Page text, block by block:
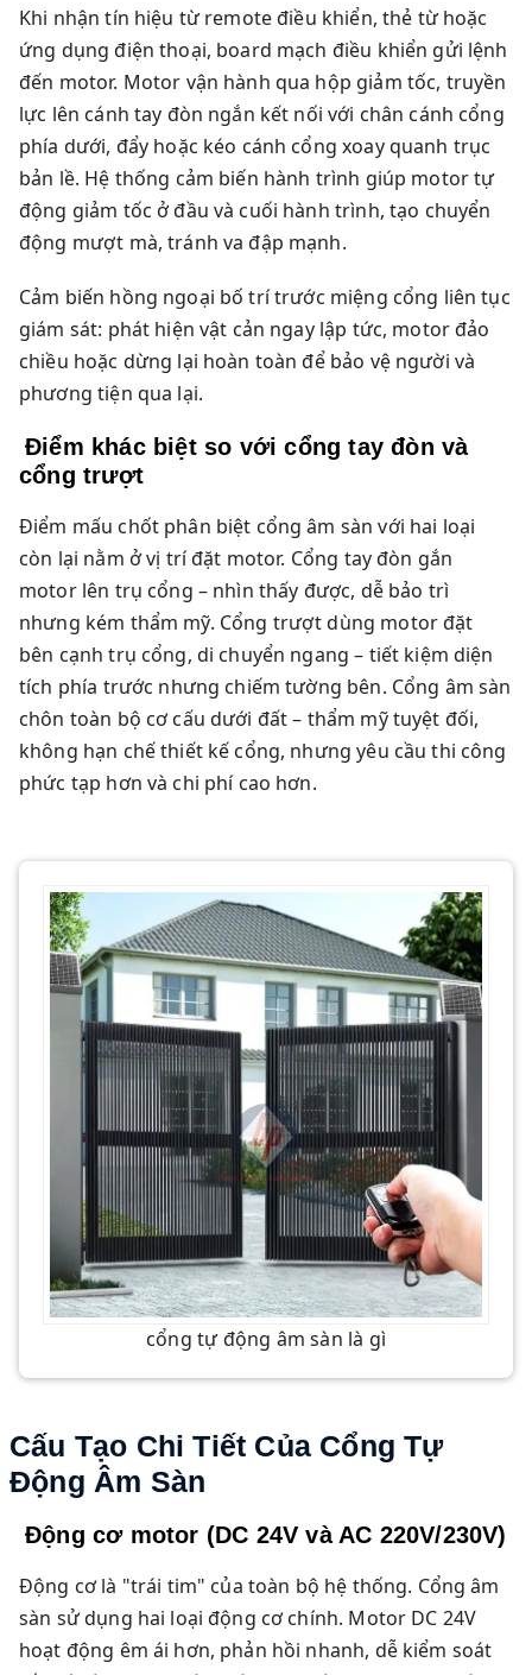
Khi nhận tín hiệu từ remote điều khiển, thẻ từ hoặc
ứng dụng điện thoại, board mạch điều khiển gửi lệnh
đến motor. Motor vận hành qua hộp giảm tốc, truyền
lực lên cánh tay đòn ngắn kết nối với chân cánh cổng
phía dưới, đẩy hoặc kéo cánh cổng xoay quanh trục
bản lề. Hệ thống cảm biến hành trình giúp motor tự
động giảm tốc ở đầu và cuối hành trình, tạo chuyển
động mượt mà, tránh va đập mạnh.
Cảm biến hồng ngoại bố trí trước miệng cổng liên tục
giám sát: phát hiện vật cản ngay lập tức, motor đảo
chiều hoặc dừng lại hoàn toàn để bảo vệ người và
phương tiện qua lại.
Điểm khác biệt so với cổng tay đòn và
cổng trượt
Điểm mấu chốt phân biệt cổng âm sàn với hai loại
còn lại nằm ở vị trí đặt motor. Cổng tay đòn gắn
motor lên trụ cổng – nhìn thấy được, dễ bảo trì
nhưng kém thẩm mỹ. Cổng trượt dùng motor đặt
bên cạnh trụ cổng, di chuyển ngang – tiết kiệm diện
tích phía trước nhưng chiếm tường bên. Cổng âm sàn
chôn toàn bộ cơ cấu dưới đất – thẩm mỹ tuyệt đối,
không hạn chế thiết kế cổng, nhưng yêu cầu thi công
phức tạp hơn và chi phí cao hơn.
cổng tự động âm sàn là gì
Cấu Tạo Chi Tiết Của Cổng Tự
Động Âm Sàn
Động cơ motor (DC 24V và AC 220V/230V)
Động cơ là "trái tim" của toàn bộ hệ thống. Cổng âm
sàn sử dụng hai loại động cơ chính. Motor DC 24V
hoạt động êm ái hơn, phản hồi nhanh, dễ kiểm soát